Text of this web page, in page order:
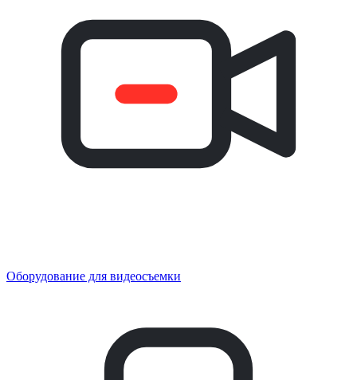
Оборудование для видеосъемки